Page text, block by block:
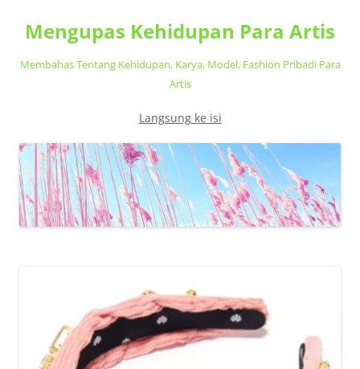
Mengupas Kehidupan Para Artis
Membahas Tentang Kehidupan, Karya, Model, Fashion Pribadi Para
Artis
Langsung ke isi